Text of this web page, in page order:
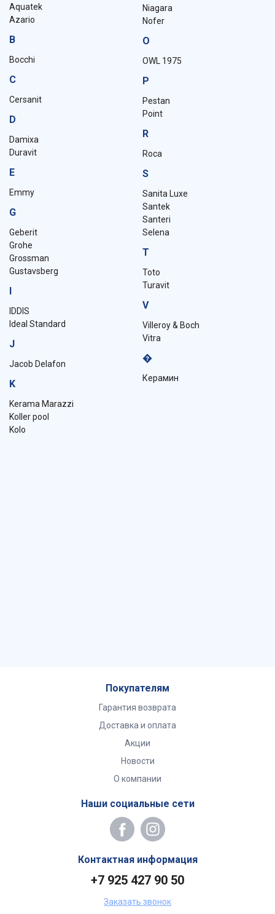
Aquatek
Azario
B
Bocchi
C
Cersanit
D
Damixa
Duravit
E
Emmy
G
Geberit
Grohe
Grossman
Gustavsberg
IDDIS
Ideal Standard
J
Jacob Delafon
K
Kerama Marazzi
Koller pool
Kolo
Niagara
Nofer
O
OWL 1975
P
Pestan
Point
R
Roca
S
Sanita Luxe
Santek
Santeri
Selena
T
Toto
Turavit
V
Villeroy & Boch
Vitra
�
Керамин
Покупателям
Гарантия возврата
Доставка и оплата
Акции
Новости
О компании
Наши социальные сети
Контактная информация
+7 925 427 90 50
Заказать звонок